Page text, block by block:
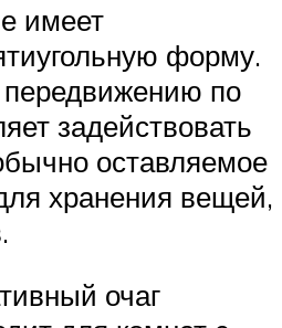
имеет
форму.
по
задействовать
оставляемое
хранения вещей,
очаг